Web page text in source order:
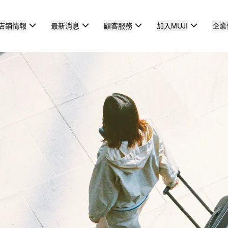
鋪情報 最新消息 顧客服務 加入MUJI 企